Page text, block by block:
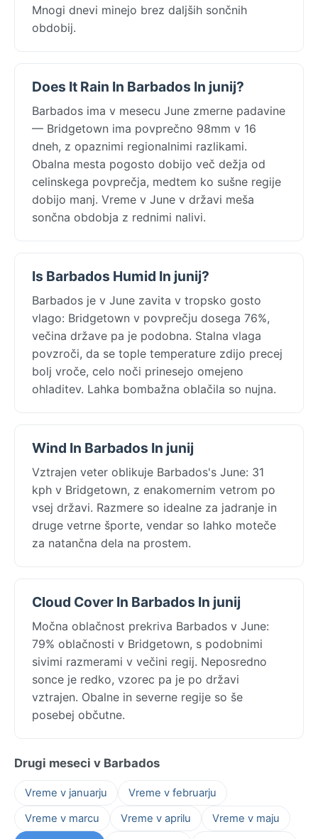
Mnogi dnevi minejo brez daljših sončnih
obdobij.
Does It Rain In Barbados In junij?
Barbados ima v mesecu June zmerne padavine
— Bridgetown ima povprečno 98mm v 16
dneh, z opaznimi regionalnimi razlikami.
Obalna mesta pogosto dobijo več dežja od
celinskega povprečja, medtem ko sušne regije
dobijo manj. Vreme v June v državi meša
sončna obdobja z rednimi nalivi.
Is Barbados Humid In junij?
Barbados je v June zavita v tropsko gosto
vlago: Bridgetown v povprečju dosega 76%,
večina države pa je podobna. Stalna vlaga
povzroči, da se tople temperature zdijo precej
bolj vroče, celo noči prinesejo omejeno
ohladitev. Lahka bombažna oblačila so nujna.
Wind In Barbados In junij
Vztrajen veter oblikuje Barbados's June: 31
kph v Bridgetown, z enakomernim vetrom po
vsej državi. Razmere so idealne za jadranje in
druge vetrne športe, vendar so lahko moteče
za natančna dela na prostem.
Cloud Cover In Barbados In junij
Močna oblačnost prekriva Barbados v June:
79% oblačnosti v Bridgetown, s podobnimi
sivimi razmerami v večini regij. Neposredno
sonce je redko, vzorec pa je po državi
vztrajen. Obalne in severne regije so še
posebej občutne.
Drugi meseci v Barbados
Vreme v januarju
Vreme v februarju
Vreme v marcu
Vreme v aprilu
Vreme v maju